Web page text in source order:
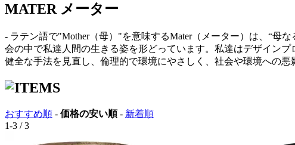
MATER メーター
- ラテン語で"Mother（母）"を意味するMater（メーター）は、“母
会の中で私達人間の生きる姿を形どっています。私達はデザイン
健全な手法を見直し、倫理的で環境にやさしく、社会や環境への
おすすめ順 - 価格の安い順- 新着順
1-3 / 3